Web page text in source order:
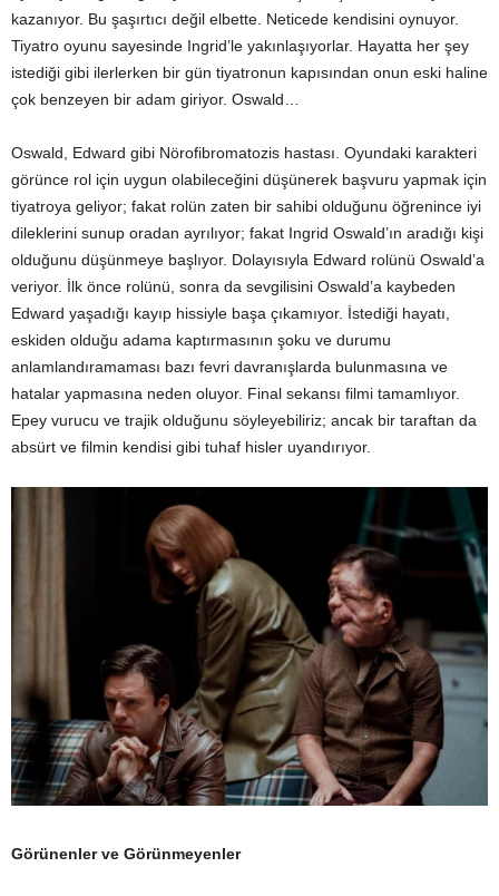
kazanıyor. Bu şaşırtıcı değil elbette. Neticede kendisini oynuyor.
Tiyatro oyunu sayesinde Ingrid’le yakınlaşıyorlar. Hayatta her şey
istediği gibi ilerlerken bir gün tiyatronun kapısından onun eski haline
çok benzeyen bir adam giriyor. Oswald…
Oswald, Edward gibi Nörofibromatozis hastası. Oyundaki karakteri
görünce rol için uygun olabileceğini düşünerek başvuru yapmak için
tiyatroya geliyor; fakat rolün zaten bir sahibi olduğunu öğrenince iyi
dileklerini sunup oradan ayrılıyor; fakat Ingrid Oswald’ın aradığı kişi
olduğunu düşünmeye başlıyor. Dolayısıyla Edward rolünü Oswald’a
veriyor. İlk önce rolünü, sonra da sevgilisini Oswald’a kaybeden
Edward yaşadığı kayıp hissiyle başa çıkamıyor. İstediği hayatı,
eskiden olduğu adama kaptırmasının şoku ve durumu
anlamlandıramaması bazı fevri davranışlarda bulunmasına ve
hatalar yapmasına neden oluyor. Final sekansı filmi tamamlıyor.
Epey vurucu ve trajik olduğunu söyleyebiliriz; ancak bir taraftan da
absürt ve filmin kendisi gibi tuhaf hisler uyandırıyor.
Görünenler ve Görünmeyenler